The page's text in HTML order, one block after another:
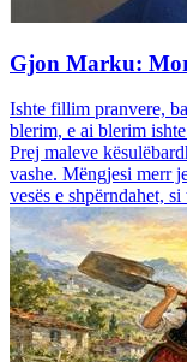
Gjon Marku:
Ishte fillim pranvere,
blerim, e ai blerim
Prej maleve
vashe. Mëngjesi merr
vesës e shpërndahet,